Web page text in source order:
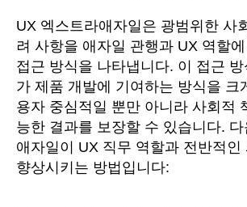
UX 엑스트라애자일은 광범위한 사
려 사항을 애자일 관행과 UX 역할
접근 방식을 나타냅니다. 이 접근
가 제품 개발에 기여하는 방식을 크
용자 중심적일 뿐만 아니라 사회적
능한 결과를 보장할 수 있습니다.
애자일이 UX 직무 역할과 전반적인
향상시키는 방법입니다: